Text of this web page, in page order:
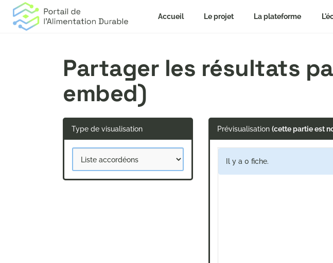
Accueil Le projet La plateforme
Partager les résultats
embed)
Type de visualisation Prévisualisation (cette partie est